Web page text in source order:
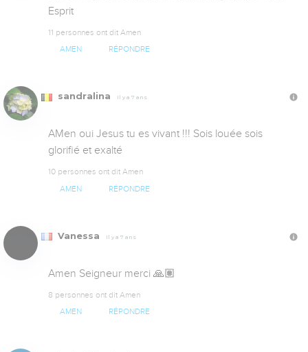
Esprit
11 personnes ont dit Amen
AMEN RÉPONDRE
sandralina Il y a 7 ans
AMen oui Jesus tu es vivant !!! Sois louée sois
glorifié et exalté
10 personnes ont dit Amen
AMEN RÉPONDRE
Vanessa Il y a 7 ans
Amen Seigneur merci 🙏🏽
8 personnes ont dit Amen
AMEN RÉPONDRE